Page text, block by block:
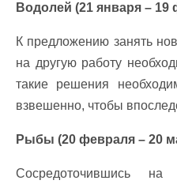
Водолей (21 января – 19
К предложению занять
на другую работу
такие решения
взвешенно, чтобы
Рыбы (20 февраля – 20
Сосредоточившись